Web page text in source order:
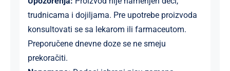
trudnicama i dojiljama. Pre upotrebe proizvoda
konsultovati se sa lekarom ili farmaceutom.
Preporučene dnevne doze se ne smeju
prekoračiti.